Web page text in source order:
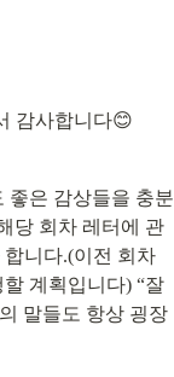
감사합니다😊
좋은 감상들을 충분
당 회차 레터에 관
니다.(이전 회차
계획입니다) “잘
말들도 항상 굉장